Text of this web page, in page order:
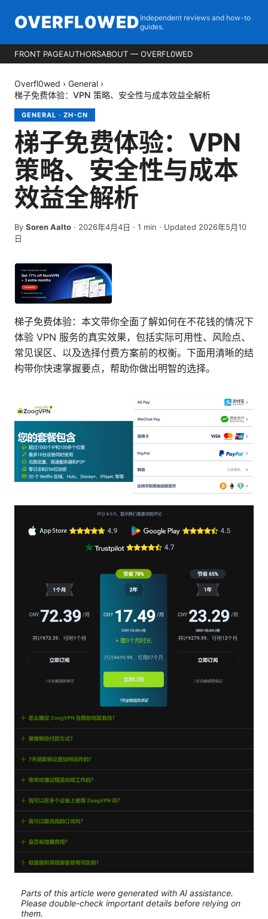
OVERFL0WED Independent reviews and how-to
guides.
FRONT PAGEAUTHORSABOUT — OVERFL0WED
Overfl0wed › General ›
梯子免费体验：VPN 策略、安全性与成本效益全解析
GENERAL · ZH-CN
梯子免费体验：VPN
策略、安全性与成本
效益全解析
By Soren Aalto · 2026年4月4日 · 1 min · Updated 2026年5月10
日
梯子免费体验：本文带你全面了解如何在不花钱的情况下
体验 VPN 服务的真实效果，包括实际可用性、风险点、
常见误区、以及选择付费方案前的权衡。下面用清晰的结
构带你快速掌握要点，帮助你做出明智的选择。
Parts of this article were generated with AI assistance.
Please double-check important details before relying on
them.